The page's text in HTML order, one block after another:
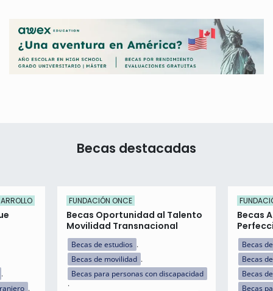
Becas destacadas
FUNDACIÓN ONCE
Becas Oportunidad al Talento
Movilidad Transnacional
Becas de estudios
Becas de movilidad
Becas para personas con discapacidad
Becas
Becas
Becas
Becas
Becas